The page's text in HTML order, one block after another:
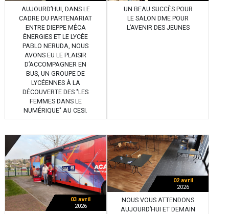
AUJOURD’HUI, DANS LE
CADRE DU PARTENARIAT
ENTRE DIEPPE MÉCA
ÉNERGIES ET LE LYCÉE
PABLO NERUDA, NOUS
AVONS EU LE PLAISIR
D’ACCOMPAGNER EN
BUS, UN GROUPE DE
LYCÉENNES À LA
DÉCOUVERTE DES "LES
FEMMES DANS LE
NUMÉRIQUE" AU CESI.
UN BEAU SUCCÈS POUR
LE SALON DME POUR
L’AVENIR DES JEUNES
03 avril
2026
02 avril
2026
NOUS VOUS ATTENDONS
AUJOURD’HUI ET DEMAIN